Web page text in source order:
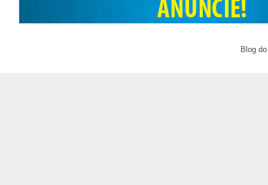
Blog